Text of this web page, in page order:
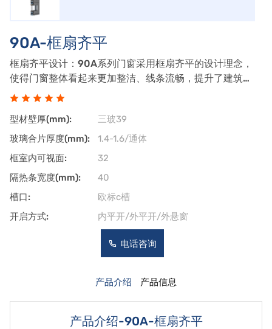
90A-框扇齐平
框扇齐平设计：90A系列门窗采用框扇齐平的设计理念，
使得门窗整体看起来更加整洁、线条流畅，提升了建筑的
整体美感。大视野玻璃：该系列门窗通常配备大尺寸玻
金：90A系列通常采用高品质的铝合金材料，
型材壁厚(mm):
三玻39
玻璃合片厚度(mm):
1.4-1.6/通体
框室内可视面:
32
隔热条宽度(mm):
40
槽口:
欧标c槽
开启方式:
内平开/外平开/外悬窗
电话咨询
产品介绍 产品信息
产品介绍-90A-框扇齐平